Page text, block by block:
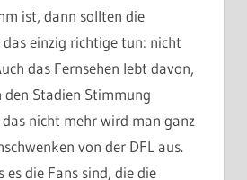
ist, dann sollten die
das einzig richtige tun: nicht
das Fernsehen lebt davon,
den Stadien Stimmung
nicht mehr wird man ganz
von der DFL aus.
es die Fans sind, die die